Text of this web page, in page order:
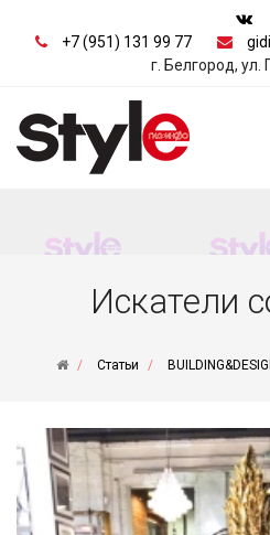
+7 (951) 131 99 77
г. Белгород, ул.
Искатели
Статьи